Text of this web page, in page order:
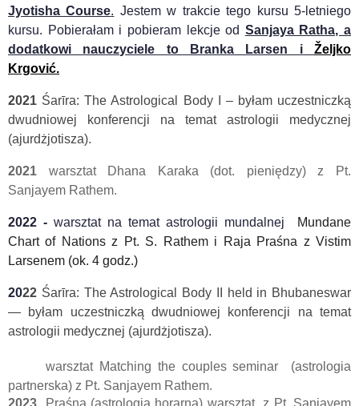
Jyotisha Course. Jestem w trakcie tego kursu 5-letniego
kursu. Pobierałam i pobieram lekcje od Sanjaya Ratha, a
dodatkowi nauczyciele to Branka Larsen i Željko
Krgović.
2021 Śarīra: The Astrological Body I – byłam uczestniczką
dwudniowej konferencji na temat astrologii medycznej
(ajurdżjotisza).
2021 warsztat Dhana Karaka (dot. pieniędzy) z Pt.
Sanjayem Rathem.
2022 - warsztat na temat astrologii mundalnej
Mundane
Chart of Nations z Pt. S. Rathem i Raja Praśna z Vistim
Larsenem (ok. 4 godz.)
2022 Śarīra: The Astrological Body II held in Bhubaneswar
— byłam uczestniczką dwudniowej konferencji na temat
astrologii medycznej (ajurdżjotisza).
warsztat Matching the couplesseminar (astrologia
partnerska) z Pt. Sanjayem Rathem.
2023
Praśna (astrologia horarna) warsztat z Pt. Sanjayem